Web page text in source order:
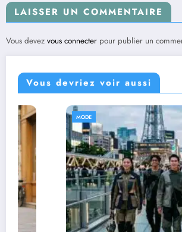
LAISSER UN COMMENTAIRE
Vous devez vous connecter pour publier un
Vous devriez voir aussi
MODE